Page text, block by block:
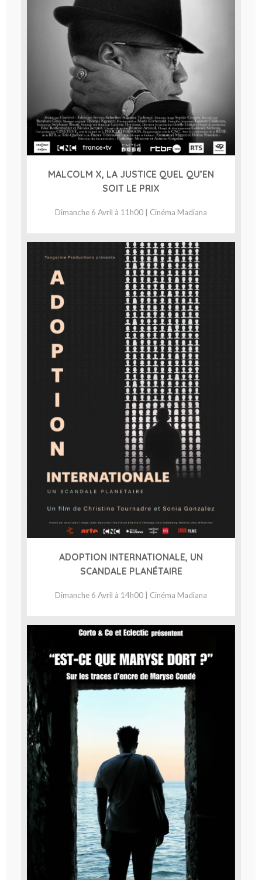
MALCOLM X, LA JUSTICE QUEL QU’EN
SOIT LE PRIX
Dimanche 6 Avril à 11h00 | Cinéma Madiana
ADOPTION INTERNATIONALE, UN
SCANDALE PLANÉTAIRE
Dimanche 6 Avril à 14h00 | Cinéma Madiana